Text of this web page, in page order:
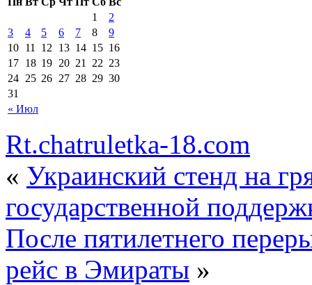
« Июл
1
2
3
4 5 6 7 8
9
10 11 12 13 14 15 16
17 18 19 20 21 22 23
24 25 26 27 28 29 30
31
Rt.chatruletka-18.com
« Украинский стенд на
государственной
После пятилетнего
рейс в Эмираты »